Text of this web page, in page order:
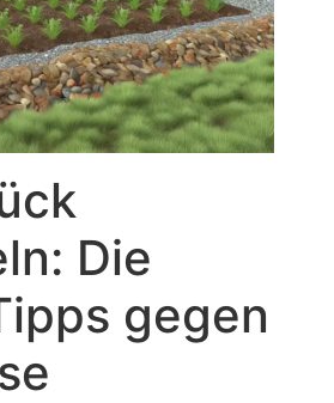
Die
gegen